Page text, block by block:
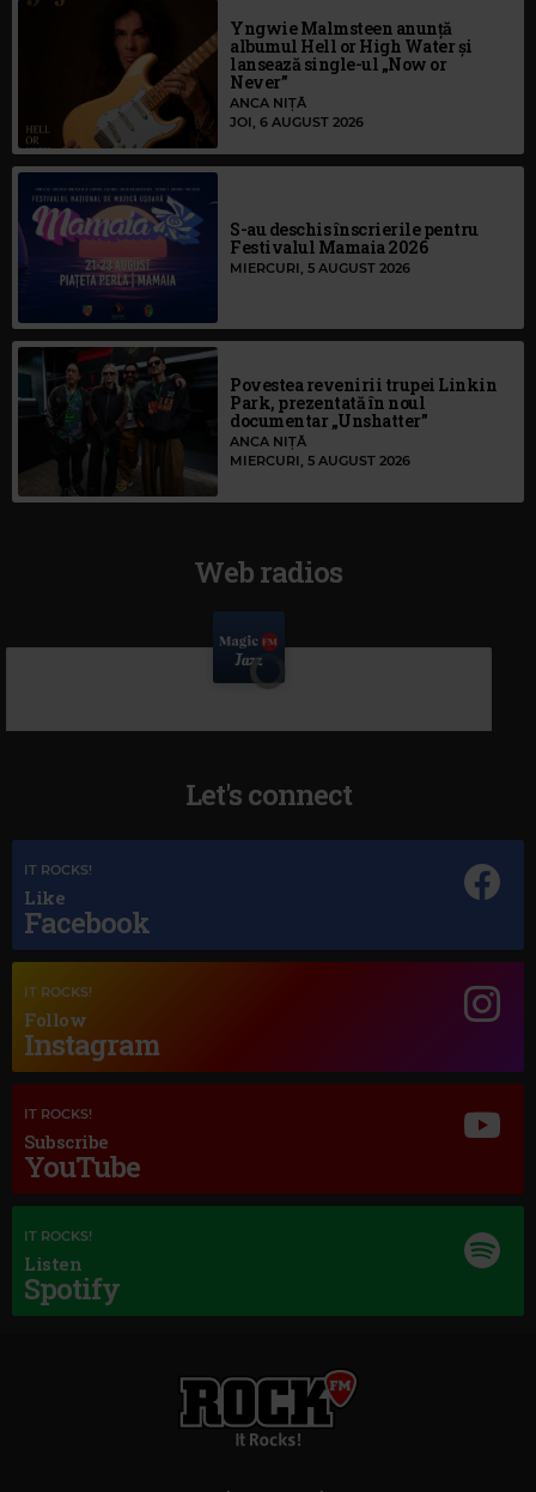
Yngwie Malmsteen anunță
albumul Hell or High Water și
lansează single-ul „Now or
Never”
ANCA NIȚĂ
JOI, 6 AUGUST 2026
S-au deschis înscrierile pentru
Festivalul Mamaia 2026
MIERCURI, 5 AUGUST 2026
Povestea revenirii trupei Linkin
Park, prezentată în noul
documentar „Unshatter”
ANCA NIȚĂ
MIERCURI, 5 AUGUST 2026
Web radios
ELLA FITZEGERALD & LOUIE ARMSTRONG–THE NEARNESS OF YOU
Let's connect
IT ROCKS!
Like
Facebook
IT ROCKS!
Follow
Instagram
IT ROCKS!
Subscribe
YouTube
IT ROCKS!
Listen
Spotify